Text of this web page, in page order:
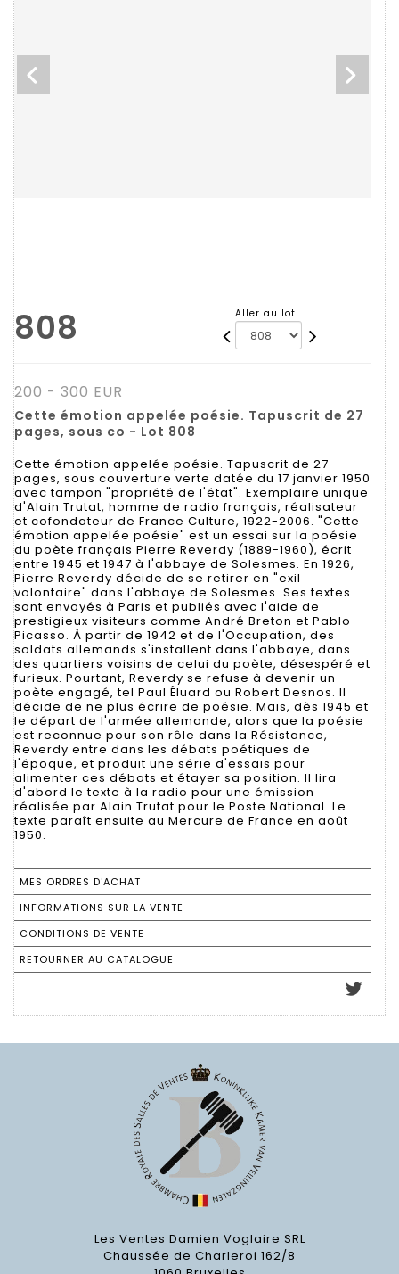
808 Aller au lot
200 - 300 EUR
Cette émotion appelée poésie. Tapuscrit de 27
pages, sous co - Lot 808
Cette émotion appelée poésie. Tapuscrit de 27
pages, sous couverture verte datée du 17 janvier 1950
avec tampon "propriété de l'état". Exemplaire unique
d'Alain Trutat, homme de radio français, réalisateur
et cofondateur de France Culture, 1922-2006. "Cette
émotion appelée poésie" est un essai sur la poésie
du poète français Pierre Reverdy (1889-1960), écrit
entre 1945 et 1947 à l'abbaye de Solesmes. En 1926,
Pierre Reverdy décide de se retirer en "exil
volontaire" dans l'abbaye de Solesmes. Ses textes
sont envoyés à Paris et publiés avec l'aide de
prestigieux visiteurs comme André Breton et Pablo
Picasso. À partir de 1942 et de l'Occupation, des
soldats allemands s'installent dans l'abbaye, dans
des quartiers voisins de celui du poète, désespéré et
furieux. Pourtant, Reverdy se refuse à devenir un
poète engagé, tel Paul Éluard ou Robert Desnos. Il
décide de ne plus écrire de poésie. Mais, dès 1945 et
le départ de l'armée allemande, alors que la poésie
est reconnue pour son rôle dans la Résistance,
Reverdy entre dans les débats poétiques de
l'époque, et produit une série d'essais pour
alimenter ces débats et étayer sa position. Il lira
d'abord le texte à la radio pour une émission
réalisée par Alain Trutat pour le Poste National. Le
texte paraît ensuite au Mercure de France en août
1950.
MES ORDRES D'ACHAT
INFORMATIONS SUR LA VENTE
CONDITIONS DE VENTE
RETOURNER AU CATALOGUE
Les Ventes Damien Voglaire SRL
Chaussée de Charleroi 162/8